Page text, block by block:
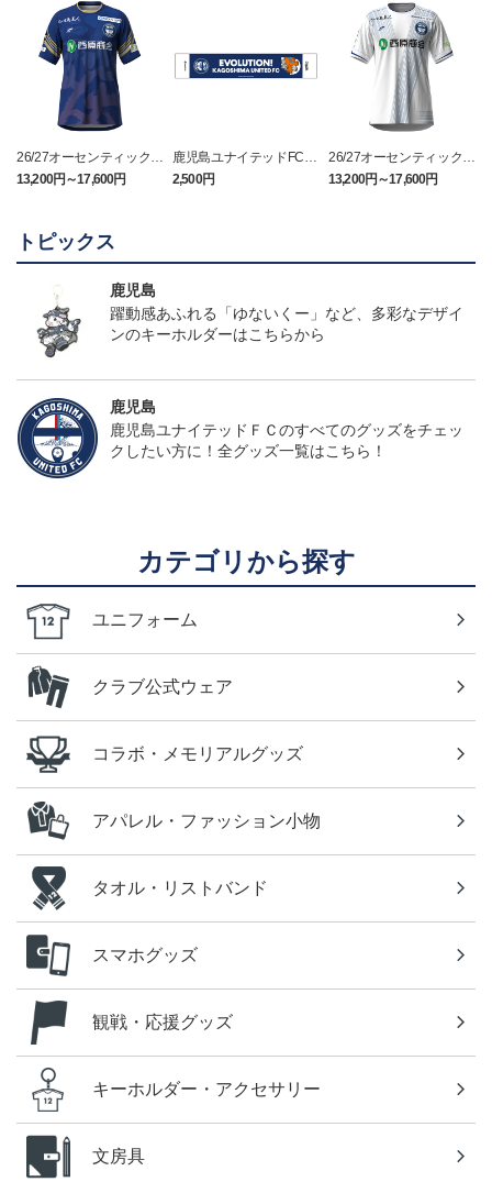
26/27オーセンティックユ
ニフォーム（FP1st）
13,200円～17,600円
鹿児島ユナイテッドFC
バクーダ タオルマフラ
ー
2,500円
26/27オーセンティックユ
ニフォーム（FP2nd）
13,200円～17,600円
トピックス
鹿児島
躍動感あふれる「ゆないくー」など、多彩なデザイ
ンのキーホルダーはこちらから
鹿児島
鹿児島ユナイテッドＦＣのすべてのグッズをチェッ
クしたい方に！全グッズ一覧はこちら！
カテゴリから探す
ユニフォーム
クラブ公式ウェア
コラボ・メモリアルグッズ
アパレル・ファッション小物
タオル・リストバンド
スマホグッズ
観戦・応援グッズ
キーホルダー・アクセサリー
文房具